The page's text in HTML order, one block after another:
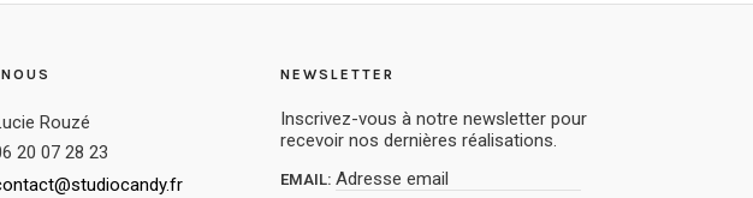
Rouzé
20 07 28 23
NEWSLETTER
Inscrivez-vous à notre newsletter pour
recevoir nos dernières réalisations.
EMAIL: